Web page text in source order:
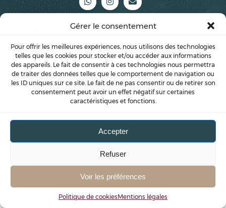
Gérer le consentement
Pour offrir les meilleures expériences, nous utilisons des technologies
telles que les cookies pour stocker et/ou accéder aux informations
des appareils. Le fait de consentir à ces technologies nous permettra
de traiter des données telles que le comportement de navigation ou
les ID uniques sur ce site. Le fait de ne pas consentir ou de retirer son
consentement peut avoir un effet négatif sur certaines
caractéristiques et fonctions.
Accepter
Refuser
Voir les préférences
Politique de cookiesMentions légales